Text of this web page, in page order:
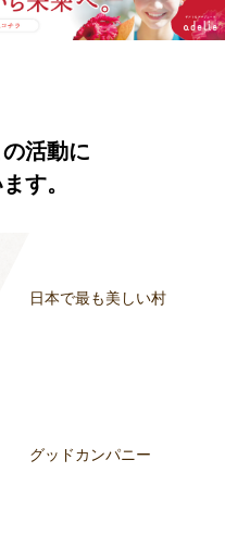
活動に
す。
日本で最も美しい村
グッドカンパニー